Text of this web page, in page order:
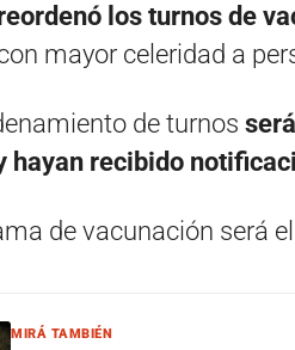
los turnos de
mayor celeridad a
de turnos
hayan recibido
de vacunación será
MIRÁ TAMBIÉN